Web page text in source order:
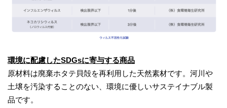
環境に配慮したSDGsに寄与する商品
原材料は廃棄ホタテ貝殻を再利用した天然素材です。河川や
土壌を汚染することのない、環境に優しいサステイナブル製
品です。